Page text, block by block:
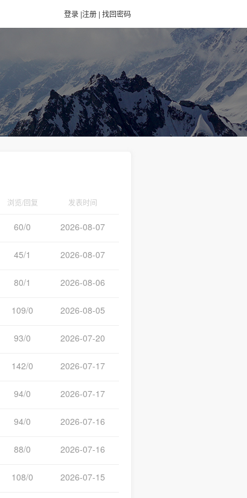
登录 |注册 | 找回密码
浏览/回复 发表时间
60/0 2026-08-07
45/1 2026-08-07
80/1 2026-08-06
109/0 2026-08-05
93/0 2026-07-20
142/0 2026-07-17
94/0 2026-07-17
94/0 2026-07-16
88/0 2026-07-16
108/0 2026-07-15